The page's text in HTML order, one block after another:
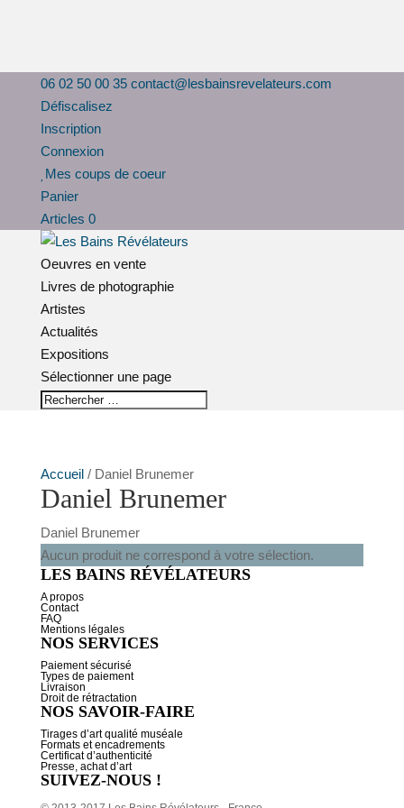
06 02 50 00 35 contact@lesbainsrevelateurs.com
Défiscalisez
Inscription
Connexion
Mes coups de coeur
Panier
Articles 0
Oeuvres en vente
Livres de photographie
Artistes
Actualités
Expositions
Sélectionner une page
Accueil/ Daniel Brunemer
Daniel Brunemer
Daniel Brunemer
Aucun produit ne correspond à votre sélection.
LES BAINS RÉVÉLATEURS
A propos
Contact
FAQ
Mentions légales
NOS SERVICES
Paiement sécurisé
Types de paiement
Livraison
Droit de rétractation
NOS SAVOIR-FAIRE
Tirages d’art qualité muséale
Formats et encadrements
Certificat d’authenticité
Presse, achat d’art
SUIVEZ-NOUS !